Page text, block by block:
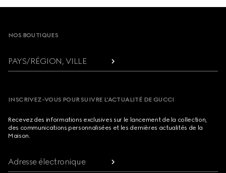
NOS BOUTIQUES
PAYS/RÉGION, VILLE
INSCRIVEZ-VOUS POUR SUIVRE L’ACTUALITÉ DE GUCCI
Recevez des informations exclusives sur le lancement de la collection,
des communications personnalisées et les dernières actualités de la
Maison.
Adresse électronique